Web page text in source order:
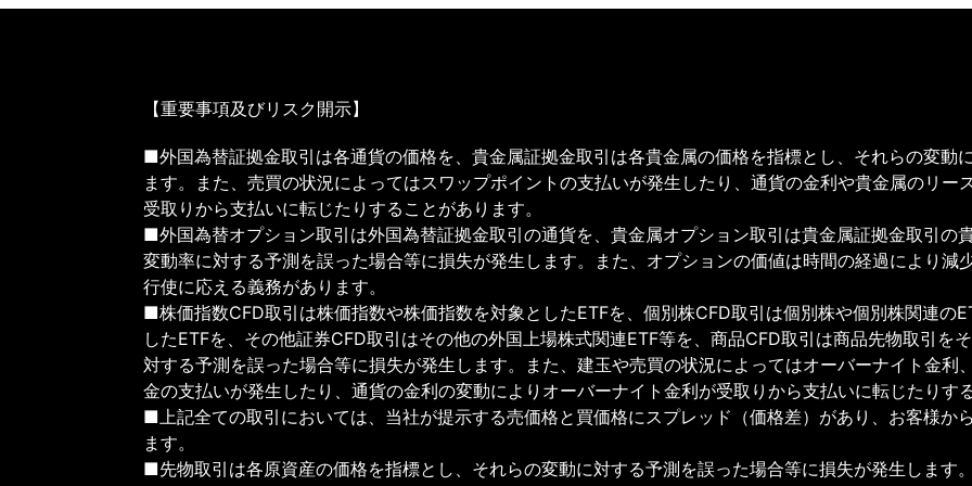
【重要事項及びリスク開示】
■外国為替証拠金取引は各通貨の価格を、貴金属証拠金取引は各貴金属の価格を指標とし、それらの変動
ます。また、売買の状況によってはスワップポイントの支払いが発生したり、通貨の金利や貴金属のリー
受取りから支払いに転じたりすることがあります。
■外国為替オプション取引は外国為替証拠金取引の通貨を、貴金属オプション取引は貴金属証拠金取引の
変動率に対する予測を誤った場合等に損失が発生します。また、オプションの価値は時間の経過により減
行使に応える義務があります。
■株価指数CFD取引は株価指数や株価指数を対象としたETFを、個別株CFD取引は個別株や個別株関連の
したETFを、その他証券CFD取引はその他の外国上場株式関連ETF等を、商品CFD取引は商品先物取引を
対する予測を誤った場合等に損失が発生します。また、建玉や売買の状況によってはオーバーナイト金利
金の支払いが発生したり、通貨の金利の変動によりオーバーナイト金利が受取りから支払いに転じたりす
■上記全ての取引においては、当社が提示する売価格と買価格にスプレッド（価格差）があり、お客様か
ます。
■先物取引は各原資産の価格を指標とし、それらの変動に対する予測を誤った場合等に損失が発生します